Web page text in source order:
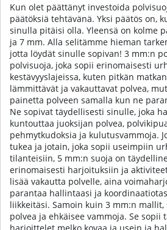
Kun olet päättänyt investoida
päätöksiä tehtävänä. Yksi päätös on,
sinulla pitäisi olla. Yleensä on kolme
ja 7 mm. Alla selitämme hieman
jotta löydät sinulle sopivan! 3 mm:n
polvisuoja, joka sopii erinomaisesti
kestävyyslajeissa, kuten pitkän
lämmittävät ja vakauttavat polvea,
painetta polveen samalla kun ne
Ne sopivat täydellisesti sinulle, joka
kuntouttaa juoksijan polvea,
pehmytkudoksia ja kulutusvammoja.
tukea ja jotain, joka sopii useimpiin
tilanteisiin, 5 mm:n suoja on
erinomaisesti harjoituksiin ja
lisää vakautta polvelle, aina
parantaa hallintaasi ja
liikkeitäsi. Samoin kuin 3 mm:n
polvea ja ehkäisee vammoja. Se sopii